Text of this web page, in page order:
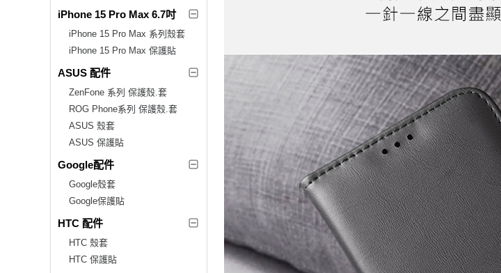
iPhone 15 Pro Max 6.7吋
iPhone 15 Pro Max 系列殼套
iPhone 15 Pro Max 保護貼
ASUS 配件
ZenFone 系列 保護殼.套
ROG Phone系列 保護殼.套
ASUS 殼套
ASUS 保護貼
Google配件
Google殼套
Google保護貼
HTC 配件
HTC 殼套
HTC 保護貼